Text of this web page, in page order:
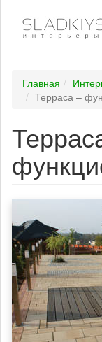
Главная
Терраса –